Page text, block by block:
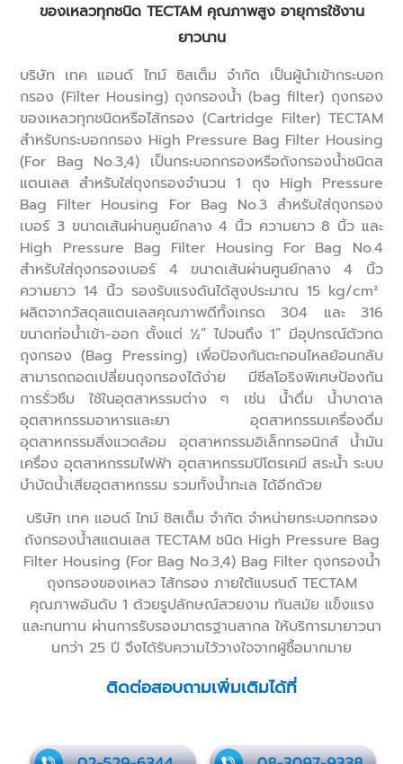
ของเหลวทุกชนิดTECTAM คุณภาพสูง อายุการใช้งาน
ยาวนาน
บริษัท เทค แอนด์ ไทม์ ซิสเต็ม จำกัด เป็นผู้นำเข้ากระบอก
กรอง (Filter Housing) ถุงกรองน้ำ (bag filter) ถุงกรอง
ของเหลวทุกชนิดหรือไส้กรอง (Cartridge Filter) TECTAM
สำหรับกระบอกกรอง High Pressure Bag Filter Housing
(For Bag No.3,4) เป็นกระบอกกรองหรือถังกรองน้ำชนิดส
แตนเลส สำหรับใส่ถุงกรองจำนวน 1 ถุง High Pressure
Bag Filter Housing For Bag No.3 สำหรับใส่ถุงกรอง
เบอร์ 3 ขนาดเส้นผ่านศูนย์กลาง 4 นิ้ว ความยาว 8 นิ้ว และ
High Pressure Bag Filter Housing For Bag No.4
สำหรับใส่ถุงกรองเบอร์ 4 ขนาดเส้นผ่านศูนย์กลาง 4 นิ้ว
ความยาว 14 นิ้ว รองรับแรงดันได้สูงประมาณ 15 kg/cm²
ผลิตจากวัสดุสแตนเลสคุณภาพดีทั้งเกรด 304 และ 316
ขนาดท่อน้ำเข้า-ออก ตั้งแต่ ½” ไปจนถึง 1” มีอุปกรณ์ตัวกด
ถุงกรอง (Bag Pressing) เพื่อป้องกันตะกอนไหลย้อนกลับ
สามารถถอดเปลี่ยนถุงกรองได้ง่าย มีซีลโอริงพิเศษป้องกัน
การรั่วซึม ใช้ในอุตสาหรรมต่าง ๆ เช่น น้ำดื่ม น้ำบาดาล
อุตสาหกรรมอาหารและยา อุตสาหกรรมเครื่องดื่ม
อุตสาหกรรมสิ่งแวดล้อม อุตสาหกรรมอิเล็กทรอนิกส์ น้ำมัน
เครื่อง อุตสาหกรรมไฟฟ้า อุตสาหกรรมปิโตรเคมี สระน้ำ ระบบ
บำบัดน้ำเสียอุตสาหกรรม รวมทั้งน้ำทะเล ได้อีกด้วย
บริษัท เทค แอนด์ ไทม์ ซิสเต็ม จำกัด จำหน่ายกระบอกกรอง
ถังกรองน้ำสแตนเลส TECTAM ชนิด High Pressure Bag
Filter Housing (For Bag No.3,4) Bag Filterถุงกรองน้ำ
ถุงกรองของเหลว ไส้กรอง ภายใต้แบรนด์ TECTAM
คุณภาพอันดับ 1 ด้วยรูปลักษณ์สวยงาม ทันสมัย แข็งแรง
และทนทาน ผ่านการรับรองมาตรฐานสากล ให้บริการมายาวนา
นกว่า 25 ปี จึงได้รับความไว้วางใจจากผู้ซื้อมากมาย
ติดต่อสอบถามเพิ่มเติมได้ที่